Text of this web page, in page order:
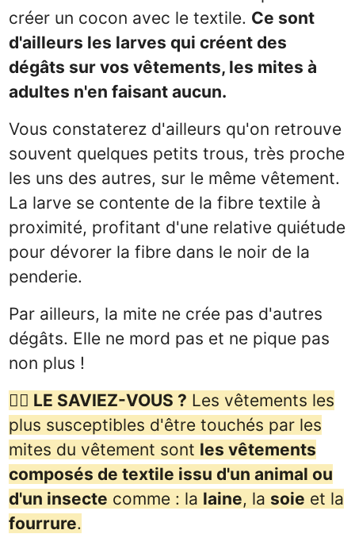
créer un cocon avec le textile. Ce sont
d'ailleurs les larves qui créent des
dégâts sur vos vêtements, les mites à
adultes n'en faisant aucun.
Vous constaterez d'ailleurs qu'on retrouve
souvent quelques petits trous, très proche
les uns des autres, sur le même vêtement.
La larve se contente de la fibre textile à
proximité, profitant d'une relative quiétude
pour dévorer la fibre dans le noir de la
penderie.
Par ailleurs, la mite ne crée pas d'autres
dégâts. Elle ne mord pas et ne pique pas
non plus !
🙋‍♂️ LE SAVIEZ-VOUS ? Les vêtements les
plus susceptibles d'être touchés par les
mites du vêtement sont les vêtements
composés de textile issu d'un animal ou
d'un insecte comme : la laine, la soie et la
fourrure.